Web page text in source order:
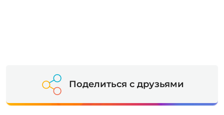
Поделиться с друзьями